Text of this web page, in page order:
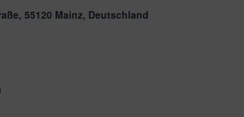
55120 Mainz, Deutschland